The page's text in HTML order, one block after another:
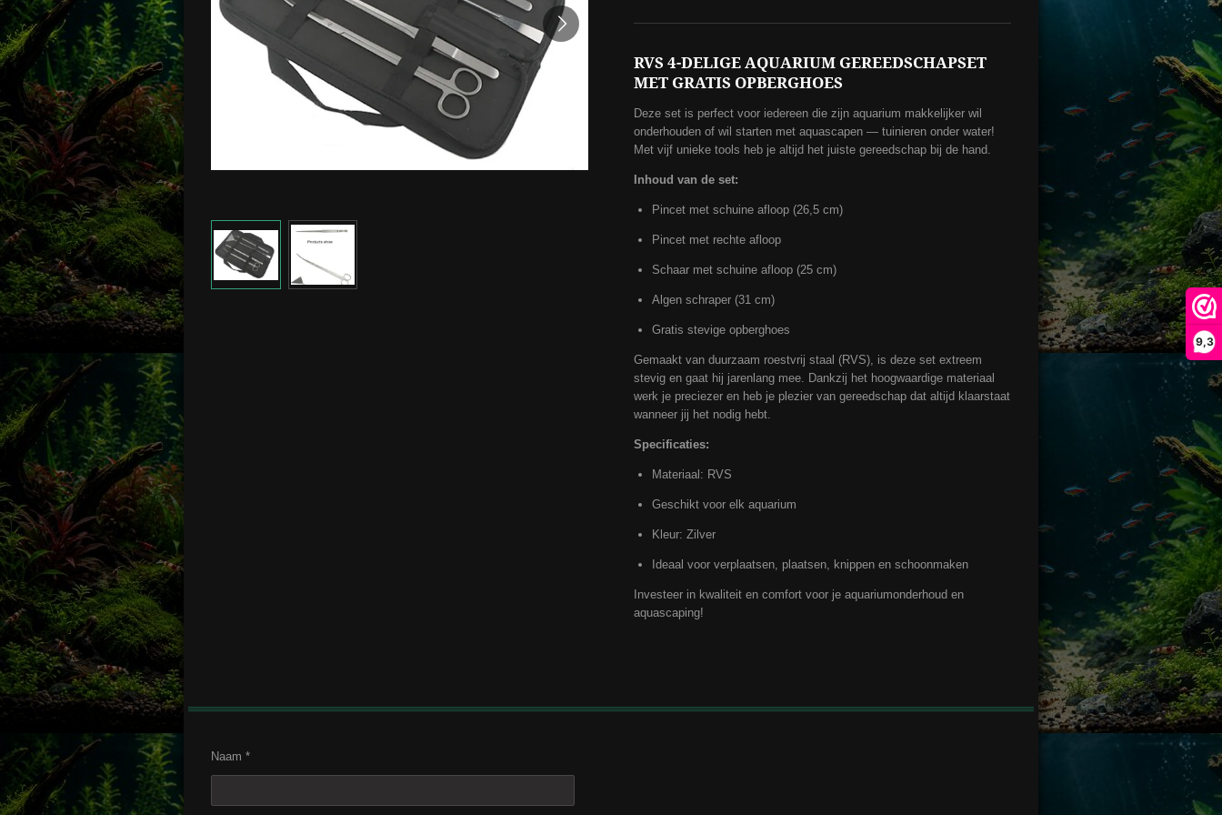
9,3
RVS 4-DELIGE AQUARIUM GEREEDSCHAPSET
MET GRATIS OPBERGHOES
Deze set is perfect voor iedereen die zijn aquarium makkelijker wil
onderhouden of wil starten met aquascapen — tuinieren onder water!
Met vijf unieke tools heb je altijd het juiste gereedschap bij de hand.
Inhoud van de set:
Pincet met schuine afloop (26,5 cm)
Pincet met rechte afloop
Schaar met schuine afloop (25 cm)
Algen schraper (31 cm)
Gratis stevige opberghoes
Gemaakt van duurzaam roestvrij staal (RVS), is deze set extreem
stevig en gaat hij jarenlang mee. Dankzij het hoogwaardige materiaal
werk je preciezer en heb je plezier van gereedschap dat altijd klaarstaat
wanneer jij het nodig hebt.
Specificaties:
Materiaal: RVS
Geschikt voor elk aquarium
Kleur: Zilver
Ideaal voor verplaatsen, plaatsen, knippen en schoonmaken
Investeer in kwaliteit en comfort voor je aquariumonderhoud en
aquascaping!
Naam *